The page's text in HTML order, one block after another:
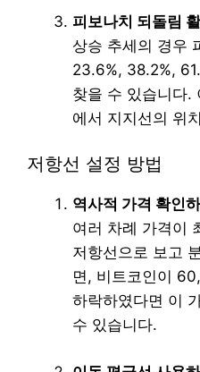
피보나치 되돌림
상승 추세의 경우
23.6%, 38.2%,
찾을 수 있습니다.
에서 지지선의 위
저항선 설정 방법
역사적 가격 확인하
여러 차례 가격이
저항선으로 보고
면, 비트코인이
하락하였다면 이
수 있습니다.